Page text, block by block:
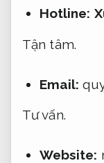
Hotline:
Tận tâm.
Email:
Tư vấn.
Website: